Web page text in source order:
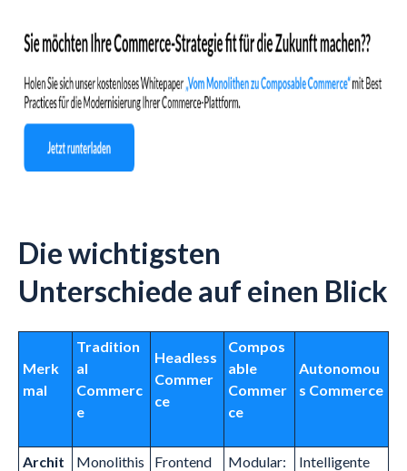
Die wichtigsten
Unterschiede auf einen Blick
Merk
mal
Tradition
al
Commerc
e
Headless
Commer
ce
Compos
able
Commer
ce
Autonomou
s Commerce
Archit
Monolithis
Frontend
Modular:
Intelligente